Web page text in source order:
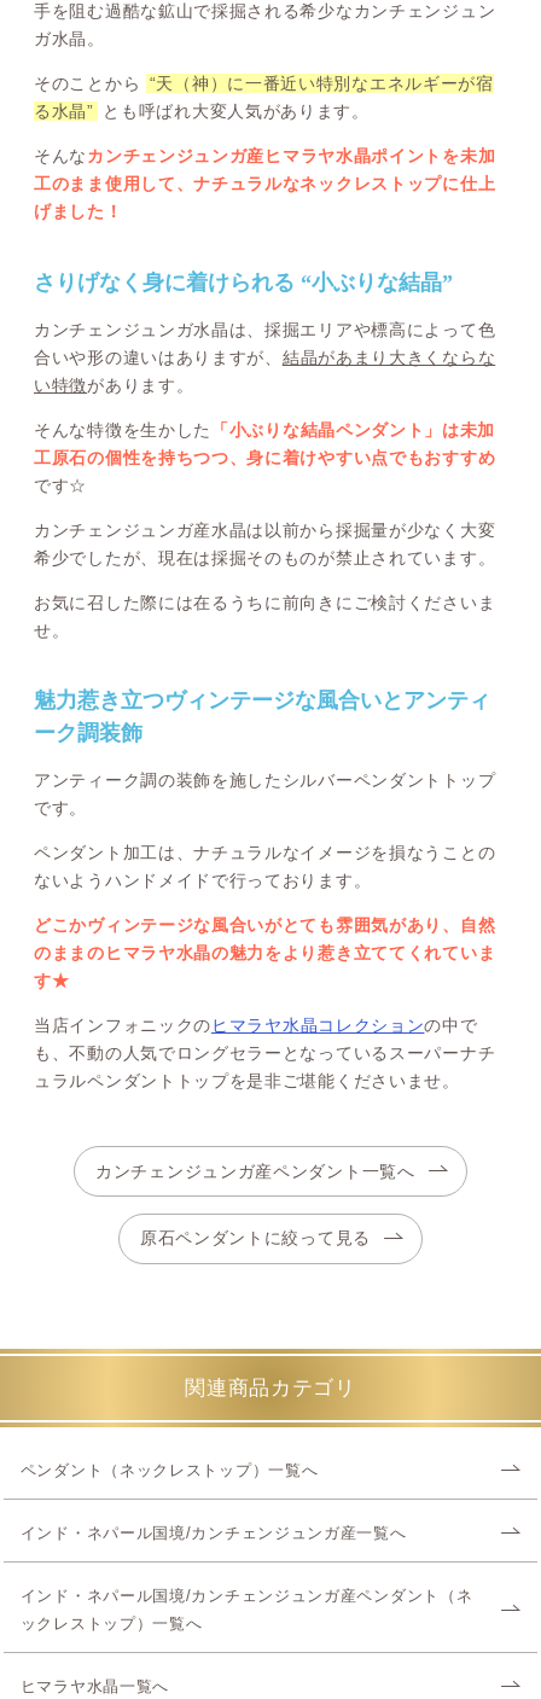
手を阻む過酷な鉱山で採掘される希少なカンチェンジュン
ガ水晶。
そのことから
“天（神）に一番近い特別なエネルギーが宿
る水晶”
とも呼ばれ大変人気があります。
そんなカンチェンジュンガ産ヒマラヤ水晶ポイントを未加
工のまま使用して、ナチュラルなネックレストップに仕上
げました！
さりげなく身に着けられる “小ぶりな結晶”
カンチェンジュンガ水晶は、採掘エリアや標高によって色
合いや形の違いはありますが、 結晶があまり大きくならな
い特徴があります。
そんな特徴を生かした
「小ぶりな結晶ペンダント」は未加
工原石の個性を持ちつつ、身に着けやすい点でもおすすめ
です☆
カンチェンジュンガ産水晶は以前から採掘量が少なく大変
希少でしたが、現在は採掘そのものが禁止されています。
お気に召した際には在るうちに前向きにご検討くださいま
せ。
魅力惹き立つヴィンテージな風合いとアンティ
ーク調装飾
アンティーク調の装飾を施したシルバーペンダントトップ
です。
ペンダント加工は、ナチュラルなイメージを損なうことの
ないようハンドメイドで行っております。
どこかヴィンテージな風合いがとても雰囲気があり、自然
のままのヒマラヤ水晶の魅力をより惹き立ててくれていま
す★
当店インフォニックのヒマラヤ水晶コレクションの中で
も、不動の人気でロングセラーとなっているスーパーナチ
ュラルペンダントトップを是非ご堪能くださいませ。
カンチェンジュンガ産ペンダント一覧へ
原石ペンダントに絞って見る
関連商品カテゴリ
ペンダント（ネックレストップ）一覧へ
インド・ネパール国境/カンチェンジュンガ産一覧へ
インド・ネパール国境/カンチェンジュンガ産ペンダント（ネ
ックレストップ）一覧へ
ヒマラヤ水晶一覧へ